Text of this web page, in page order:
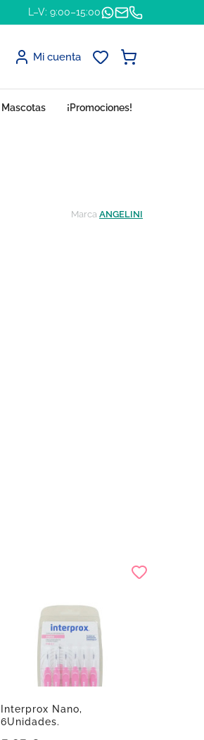
L–V: 9:00–15:00
Mi cuenta
Mascotas ¡Promociones!
Marca ANGELINI
Interprox Nano,
6Unidades.